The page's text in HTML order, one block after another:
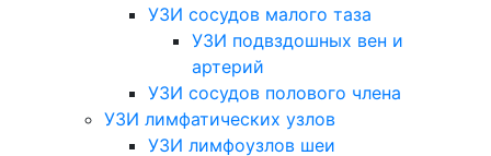
УЗИ сосудов малого таза
УЗИ подвздошных вен и
артерий
УЗИ сосудов полового члена
УЗИ лимфатических узлов
УЗИ лимфоузлов шеи